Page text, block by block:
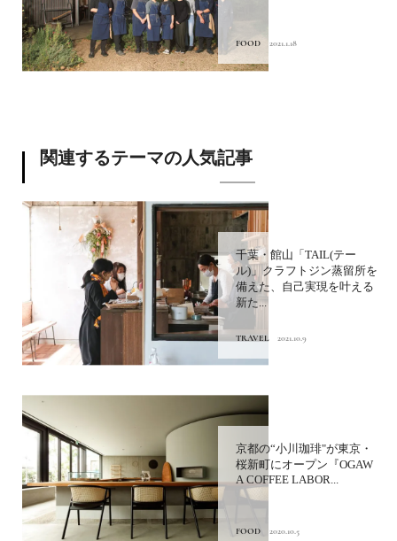
FOOD 2021.1.18
関連するテーマの人気記事
千葉・館山「TAIL(テー
ル)」クラフトジン蒸留所を
備えた、自己実現を叶える
新た...
TRAVEL 2021.10.9
京都の“小川珈琲"が東京・
桜新町にオープン『OGAW
A COFFEE LABOR...
FOOD 2020.10.5